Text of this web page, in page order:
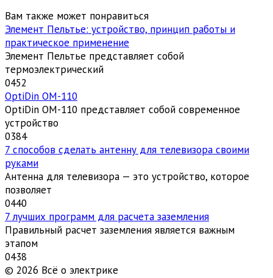
Вам также может понравиться
Элемент Пельтье: устройство, принцип работы и
практическое применение
Элемент Пельтье представляет собой
термоэлектрический
0452
OptiDin ОМ-110
OptiDin ОМ-110 представляет собой современное
устройство
0384
7 способов сделать антенну для телевизора своими
руками
Антенна для телевизора — это устройство, которое
позволяет
0440
7 лучших программ для расчета заземления
Правильный расчет заземления является важным
этапом
0438
© 2026 Всё о электрике